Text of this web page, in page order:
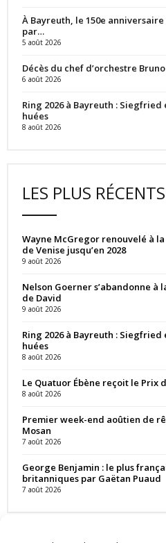
À Bayreuth, le 150e
par…
5 août 2026
Décès du chef d’orchestre
6 août 2026
Ring 2026 à Bayreuth :
huées
8 août 2026
LES PLUS RÉCENTS
Wayne McGregor renouvelé à
de Venise jusqu’en 2028
9 août 2026
Nelson Goerner s’abandonne à
de David
9 août 2026
Ring 2026 à Bayreuth :
huées
8 août 2026
Le Quatuor Ébène reçoit le Prix
8 août 2026
Premier week-end aoûtien de
Mosan
7 août 2026
George Benjamin : le plus
britanniques par Gaëtan Puaud
7 août 2026